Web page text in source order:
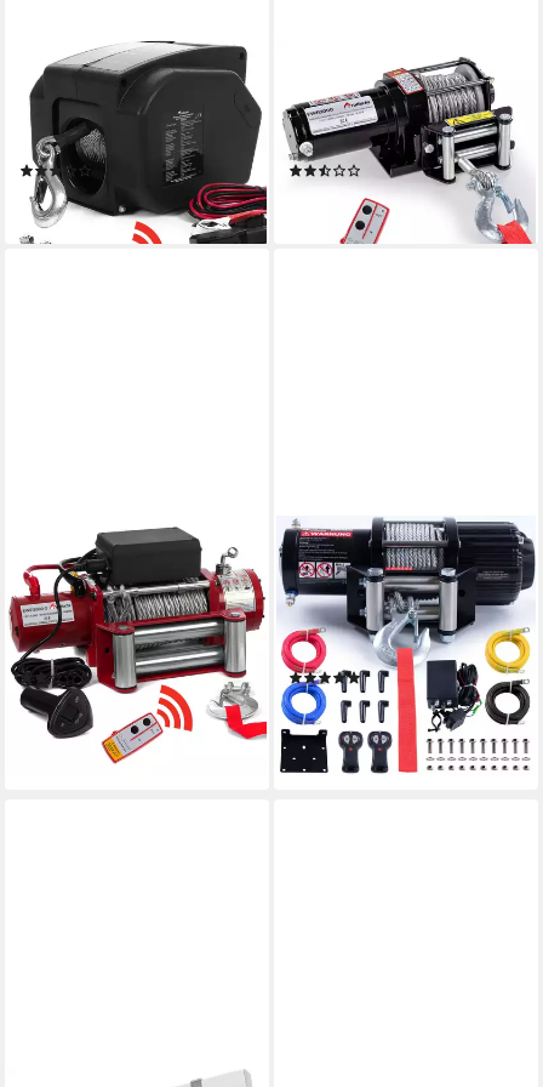
ROTFUCHS
Seilwinde, 2721 Kg Zugkraft,
Bootswinde elektrisch, Winde
Seilzug Stahlseil
(6)
ab 109,99 €
lieferbar - in 4-5 Werktagen bei dir
Seilwinde, 1360 kg / 3000lbs
Offroad Motorwinde Seilzug
Elektrowinde, Schwarz
(2)
lieferbar - in 4-5 Werktagen bei dir
ROTFUCHS
Seilwinde, 12v mit
Funkfernbedienung, 5909 kg
Zugkraft, 6 PS Power
Bergewinde
(4)
299,99 €
lieferbar - in 4-5 Werktagen bei dir
ROTFUCHS
Seilwinde, 12v mit
Fernbedienung, 2041 kg
Motorwinde Seilzug, Power
Offroad Winde
(2)
149,99 €
lieferbar - in 4-5 Werktagen bei dir